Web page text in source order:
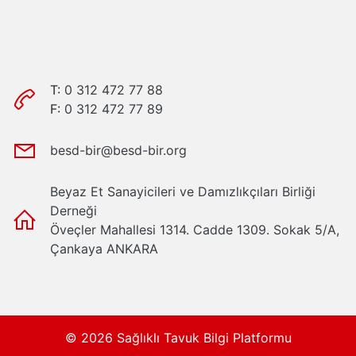
T: 0 312 472 77 88
F: 0 312 472 77 89
besd-bir@besd-bir.org
Beyaz Et Sanayicileri ve Damızlıkçıları Birliği
Derneği
Öveçler Mahallesi 1314. Cadde 1309. Sokak 5/A,
Çankaya ANKARA
© 2026 Sağlıklı Tavuk Bilgi Platformu